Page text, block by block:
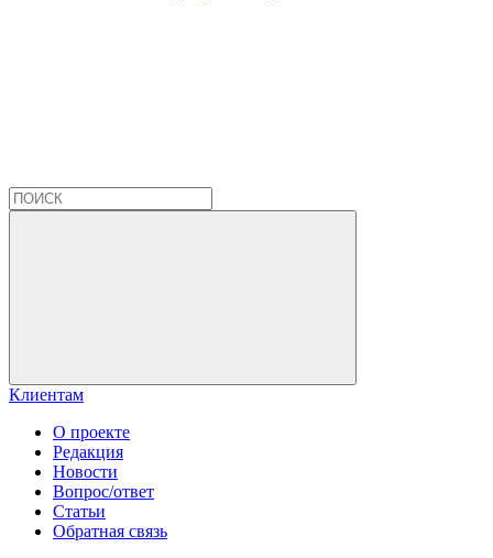
Клиентам
О проекте
Редакция
Новости
Вопрос/ответ
Статьи
Обратная связь